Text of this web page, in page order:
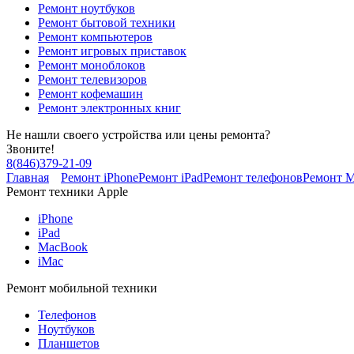
Ремонт ноутбуков
Ремонт бытовой техники
Ремонт компьютеров
Ремонт игровых приставок
Ремонт моноблоков
Ремонт телевизоров
Ремонт кофемашин
Ремонт электронных книг
Не нашли своего устройства или цены ремонта?
Звоните!
8(846)379-21-09
Главная
Ремонт iPhoneРемонт iPadРемонт телефоновРемонт
Ремонт техники Apple
iPhone
iPad
MacBook
iMac
Ремонт мобильной техники
Телефонов
Ноутбуков
Планшетов